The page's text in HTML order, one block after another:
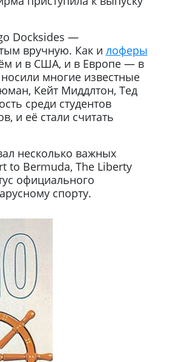
Docksides —
вручную. Как и лоферы
и в США, и в Европе — в
многие известные
Кейт Миддлтон, Тед
среди студентов
и её стали считать
несколько важных
to Bermuda, The Liberty
официального
спорту.